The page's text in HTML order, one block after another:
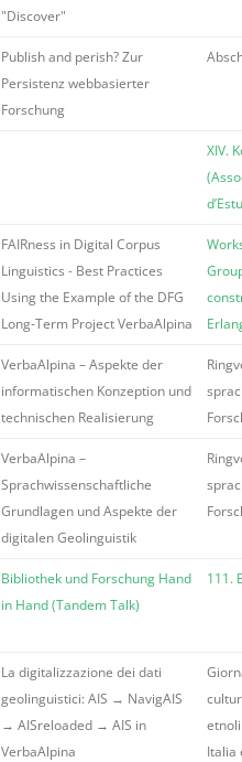
"Discover"
Publish and perish? Zur
Persistenz webbasierter
Forschung
XIV.
FAIRness in Digital Corpus
Linguistics - Best Practices
Using the Example of the DFG
Long-Term Project VerbaAlpina
VerbaAlpina – Aspekte der
informatischen Konzeption und
technischen Realisierung
VerbaAlpina –
Sprachwissenschaftliche
Grundlagen und Aspekte der
digitalen Geolinguistik
Bibliothek und Forschung Hand
in Hand (Tandem Talk)
111.
La digitalizzazione dei dati
geolinguistici: AIS → NavigAIS
→ AISreloaded → AIS in
VerbaAlpina
Italia